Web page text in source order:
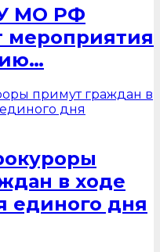
МО РФ
мероприятия
в ходе
единого дня